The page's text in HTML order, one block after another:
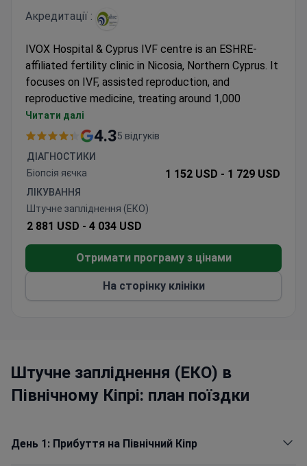
Акредитації :
IVOX Hospital & Cyprus IVF centre is an ESHRE-
affiliated fertility clinic in Nicosia, Northern Cyprus. It
focuses on IVF, assisted reproduction, and
reproductive medicine, treating around 1,000
patients each year.
Affiliated with the European Society of Human
Provides a full range of fertility treatments on-
site.
Читати далі
4.35 відгуків
ДІАГНОСТИКИ
Біопсія яєчка
1 152 USD - 1 729 USD
ЛІКУВАННЯ
Штучне запліднення (ЕКО)
2 881 USD - 4 034 USD
Отримати програму з цінами
На сторінку клініки
Штучне запліднення (ЕКО) в
Північному Кіпрі: план поїздки
День 1: Прибуття на Північний Кіпр